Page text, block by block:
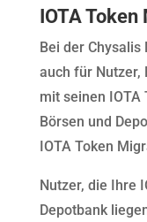
IOTA
Bei der
auch für Nutzer,
mit seinen IOTA
Börsen und
IOTA Token
Nutzer, die Ihre
Depotbank